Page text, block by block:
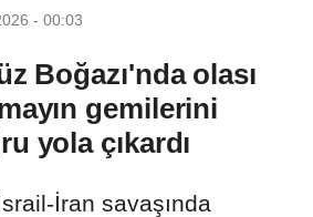
- 00:03
Boğazı'nda olası
gemilerini
yola çıkardı
İran savaşında